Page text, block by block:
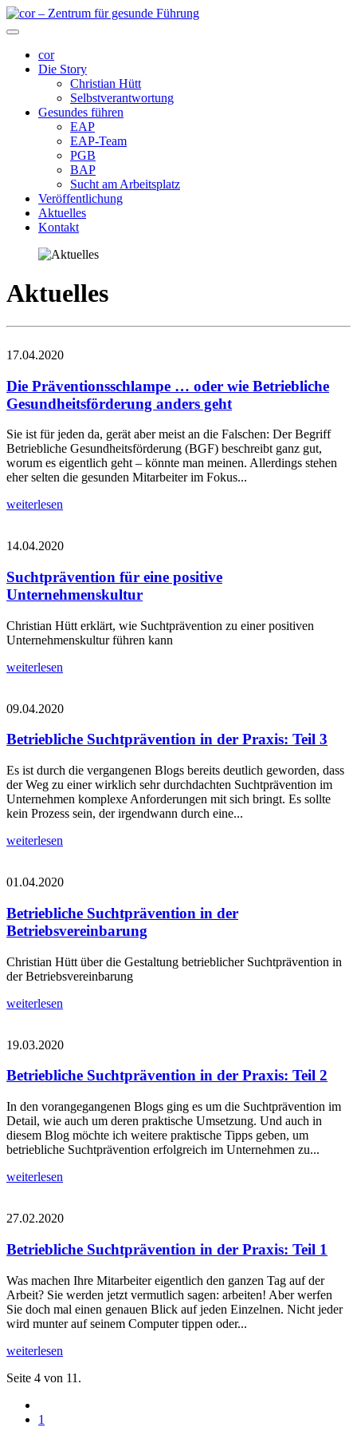
cor
Die Story
Christian Hütt
Selbstverantwortung
Gesundes führen
EAP
EAP-Team
PGB
BAP
Sucht am Arbeitsplatz
Veröffentlichung
Aktuelles
Kontakt
Aktuelles
17.04.2020
Die Präventionsschlampe … oder wie Betriebliche
Gesundheitsförderung anders geht
Sie ist für jeden da, gerät aber meist an die Falschen: Der Begriff
Betriebliche Gesundheitsförderung (BGF) beschreibt ganz gut,
worum es eigentlich geht – könnte man meinen. Allerdings stehen
eher selten die gesunden Mitarbeiter im Fokus...
weiterlesen
14.04.2020
Suchtprävention für eine positive
Unternehmenskultur
Christian Hütt erklärt, wie Suchtprävention zu einer positiven
Unternehmenskultur führen kann
weiterlesen
09.04.2020
Betriebliche Suchtprävention in der Praxis: Teil 3
Es ist durch die vergangenen Blogs bereits deutlich geworden, dass
der Weg zu einer wirklich sehr durchdachten Suchtprävention im
Unternehmen komplexe Anforderungen mit sich bringt. Es sollte
kein Prozess sein, der irgendwann durch eine...
weiterlesen
01.04.2020
Betriebliche Suchtprävention in der
Betriebsvereinbarung
Christian Hütt über die Gestaltung betrieblicher Suchtprävention in
der Betriebsvereinbarung
weiterlesen
19.03.2020
Betriebliche Suchtprävention in der Praxis: Teil 2
In den vorangegangenen Blogs ging es um die Suchtprävention im
Detail, wie auch um deren praktische Umsetzung. Und auch in
diesem Blog möchte ich weitere praktische Tipps geben, um
betriebliche Suchtprävention erfolgreich im Unternehmen zu...
weiterlesen
27.02.2020
Betriebliche Suchtprävention in der Praxis: Teil 1
Was machen Ihre Mitarbeiter eigentlich den ganzen Tag auf der
Arbeit? Sie werden jetzt vermutlich sagen: arbeiten! Aber werfen
Sie doch mal einen genauen Blick auf jeden Einzelnen. Nicht jeder
wird munter auf seinem Computer tippen oder...
weiterlesen
Seite 4 von 11.
1